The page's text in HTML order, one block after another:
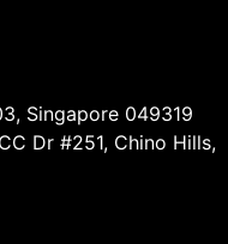
Singapore 049319
Dr #251, Chino Hills,